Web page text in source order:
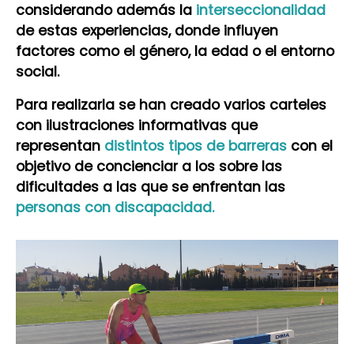
considerando además la interseccionalidad
de estas experiencias, donde influyen
factores como el género, la edad o el entorno
social.
Para realizarla se han creado varios carteles
con ilustraciones informativas que
representan distintos tipos de barreras con el
objetivo de concienciar a los sobre las
dificultades a las que se enfrentan las
personas con discapacidad.